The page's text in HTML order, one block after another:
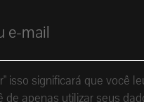
isso significará que você
de apenas utilizar seus